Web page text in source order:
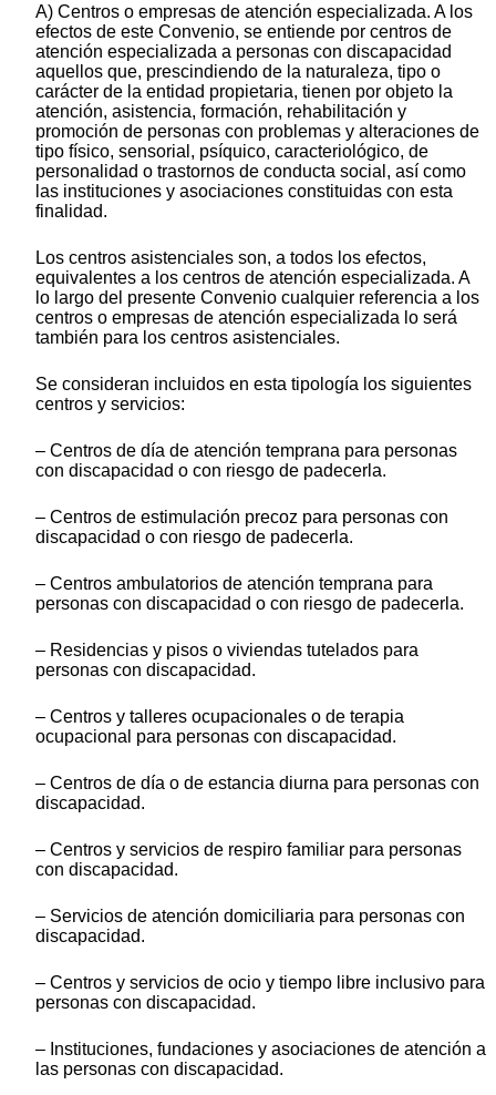
A) Centros o empresas de atención especializada. A los
efectos de este Convenio, se entiende por centros de
atención especializada a personas con discapacidad
aquellos que, prescindiendo de la naturaleza, tipo o
carácter de la entidad propietaria, tienen por objeto la
atención, asistencia, formación, rehabilitación y
promoción de personas con problemas y alteraciones de
tipo físico, sensorial, psíquico, caracteriológico, de
personalidad o trastornos de conducta social, así como
las instituciones y asociaciones constituidas con esta
finalidad.
Los centros asistenciales son, a todos los efectos,
equivalentes a los centros de atención especializada. A
lo largo del presente Convenio cualquier referencia a los
centros o empresas de atención especializada lo será
también para los centros asistenciales.
Se consideran incluidos en esta tipología los siguientes
centros y servicios:
– Centros de día de atención temprana para personas
con discapacidad o con riesgo de padecerla.
– Centros de estimulación precoz para personas con
discapacidad o con riesgo de padecerla.
– Centros ambulatorios de atención temprana para
personas con discapacidad o con riesgo de padecerla.
– Residencias y pisos o viviendas tutelados para
personas con discapacidad.
– Centros y talleres ocupacionales o de terapia
ocupacional para personas con discapacidad.
– Centros de día o de estancia diurna para personas con
discapacidad.
– Centros y servicios de respiro familiar para personas
con discapacidad.
– Servicios de atención domiciliaria para personas con
discapacidad.
– Centros y servicios de ocio y tiempo libre inclusivo para
personas con discapacidad.
– Instituciones, fundaciones y asociaciones de atención a
las personas con discapacidad.